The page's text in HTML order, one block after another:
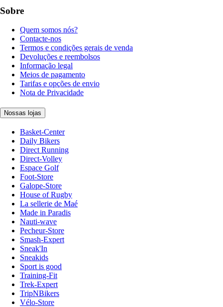
Sobre
Quem somos nós?
Contacte-nos
Termos e condições gerais de venda
Devoluções e reembolsos
Informação legal
Meios de pagamento
Tarifas e opções de envio
Nota de Privacidade
Nossas lojas
Basket-Center
Daily Bikers
Direct Running
Direct-Volley
Espace Golf
Foot-Store
Galope-Store
House of Rugby
La sellerie de Maé
Made in Paradis
Nauti-wave
Pecheur-Store
Smash-Expert
Sneak'In
Sneakids
Sport is good
Training-Fit
Trek-Expert
TripNBikers
Vélo-Store